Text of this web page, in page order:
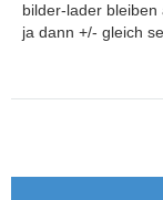
bilder-lader
ja dann +/- gleich